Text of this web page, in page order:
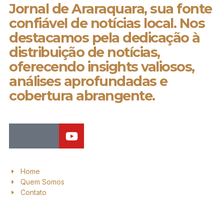
Jornal de Araraquara, sua fonte
confiável de notícias local. Nos
destacamos pela dedicação à
distribuição de notícias,
oferecendo insights valiosos,
análises aprofundadas e
cobertura abrangente.
Home
Quem Somos
Contato